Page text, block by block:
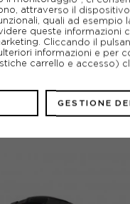
GARMIN
6 ORO LUNAR
ACQUISTA
259,00€
329,99€
attraverso il
quali ad esempio
queste informazioni
Cliccando il
informazioni e per
carrello e accesso)
GESTIONE